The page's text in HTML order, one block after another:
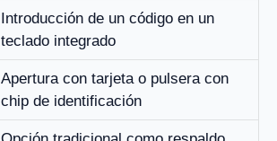
Introducción de un código en un
teclado integrado
Apertura con tarjeta o pulsera con
chip de identificación